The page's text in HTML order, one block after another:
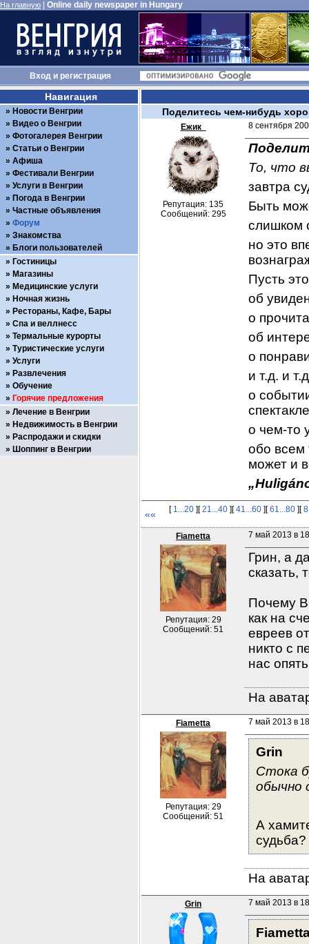
На главную Online daily newspaper in Hungary
Входи регистрация
Поделитесь чем-нибудь
Ежик_
Репутация: 135
Сообщений: 295
8 сентября
То, что
завтра
Быть
слишком
но это
Пусть
об
о
об
о
и т.д. и
о
о чем-то
обо всем
может и
«« [ 1...20 ][21...40 ][41...60 ][61...80 ][
Fiametta
Репутация: 29
Сообщений: 51
7 май 2013 в
Грин, а
сказать,
Почему
как на
евреев
никто с
нас
На
Fiametta
Репутация: 29
Сообщений: 51
7 май 2013 в
Grin
Стока
обычно
А
судьба?
На
Grin 7 май 2013 в
Навигация
Новости Венгрии
Видео о Венгрии
Фотогалерея Венгрии
Статьи о Венгрии
Афиша
Фестивали Венгрии
Услуги в Венгрии
Погода в Венгрии
Частные объявления
Форум
Знакомства
Блоги пользователей
Гостиницы
Магазины
Медицинские услуги
Ночная жизнь
Рестораны, Кафе, Бары
Спа и веллнесс
Термальные курорты
Туристические услуги
Услуги
Развлечения
Обучение
Горячие предложения
Лечение в Венгрии
Недвижимость в Венгрии
Распродажи и скидки
Шоппинг в Венгрии